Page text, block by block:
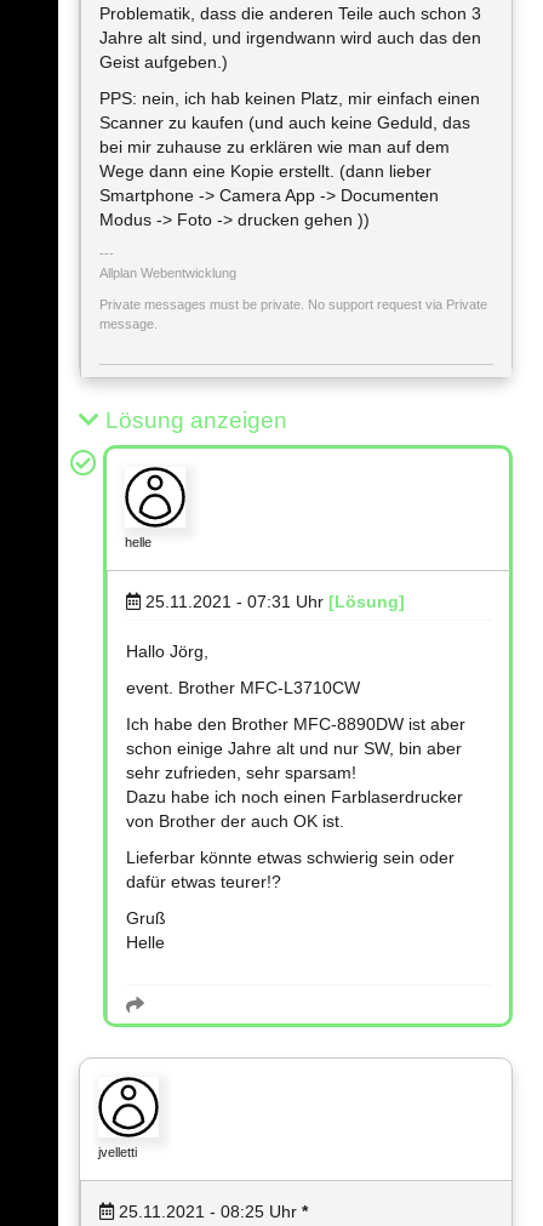
Problematik, dass die anderen Teile auch schon 3
Jahre alt sind, und irgendwann wird auch das den
Geist aufgeben.)
PPS: nein, ich hab keinen Platz, mir einfach einen
Scanner zu kaufen (und auch keine Geduld, das
bei mir zuhause zu erklären wie man auf dem
Wege dann eine Kopie erstellt. (dann lieber
Smartphone -> Camera App -> Documenten
Modus -> Foto -> drucken gehen ))
Allplan Webentwicklung
Private messages must be private. No support request via Private
message.
Lösung anzeigen
helle
25.11.2021 - 07:31 Uhr [Lösung]
Hallo Jörg,
event. Brother MFC-L3710CW
Ich habe den Brother MFC-8890DW ist aber
schon einige Jahre alt und nur SW, bin aber
sehr zufrieden, sehr sparsam!
Dazu habe ich noch einen Farblaserdrucker
von Brother der auch OK ist.
Lieferbar könnte etwas schwierig sein oder
dafür etwas teurer!?
Gruß
Helle
jvelletti
25.11.2021 - 08:25 Uhr *